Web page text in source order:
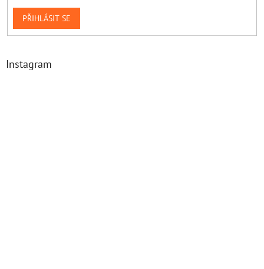
PŘIHLÁSIT SE
Instagram